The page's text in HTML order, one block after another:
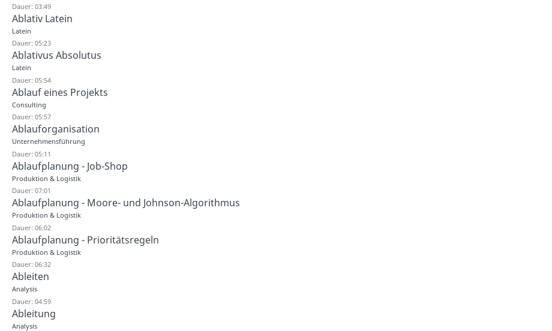
Dauer: 03:49
Ablativ Latein
Latein
Dauer: 05:23
Ablativus Absolutus
Latein
Dauer: 05:54
Ablauf eines Projekts
Consulting
Dauer: 05:57
Ablauforganisation
Unternehmensführung
Dauer: 05:11
Ablaufplanung - Job-Shop
Produktion & Logistik
Dauer: 07:01
Ablaufplanung - Moore- und Johnson-Algorithmus
Produktion & Logistik
Dauer: 06:02
Ablaufplanung - Prioritätsregeln
Produktion & Logistik
Dauer: 06:32
Ableiten
Analysis
Dauer: 04:59
Ableitung
Analysis